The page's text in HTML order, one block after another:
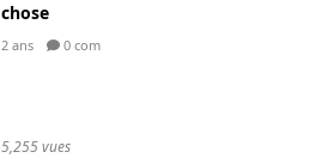
chose
2 ans 0 com
5,255 vues